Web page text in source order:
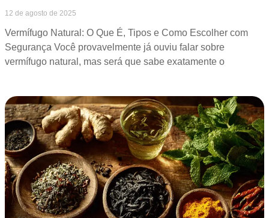
12 de agosto de 2025
Vermífugo Natural: O Que É, Tipos e Como Escolher com
Segurança Você provavelmente já ouviu falar sobre
vermífugo natural, mas será que sabe exatamente o